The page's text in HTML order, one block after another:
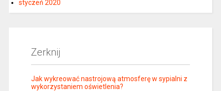
styczeń 2020
Zerknij
Jak wykreować nastrojową atmosferę w sypialni z
wykorzystaniem oświetlenia?